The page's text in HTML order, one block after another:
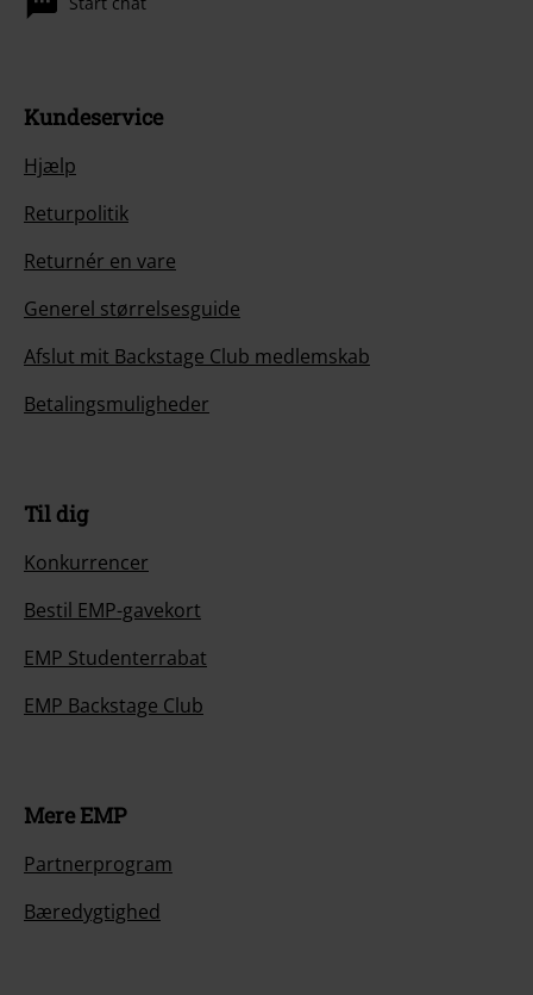
Kundeservice
Hjælp
Returpolitik
Returnér en vare
Generel størrelsesguide
Afslut mit Backstage Club medlemskab
Betalingsmuligheder
Til dig
Konkurrencer
Bestil EMP-gavekort
EMP Studenterrabat
EMP Backstage Club
Mere EMP
Partnerprogram
Bæredygtighed